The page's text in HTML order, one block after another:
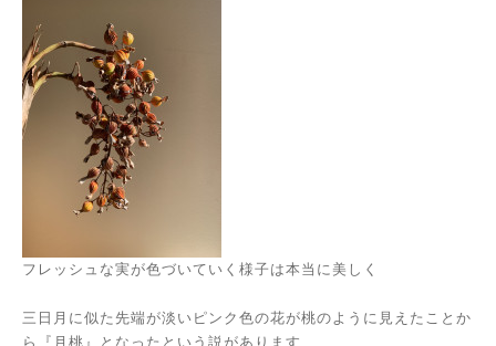
フレッシュな実が色づいていく様子は本当に美しく
三日月に似た先端が淡いピンク色の花が桃のように見えたことか
ら『月桃』となったという説があります